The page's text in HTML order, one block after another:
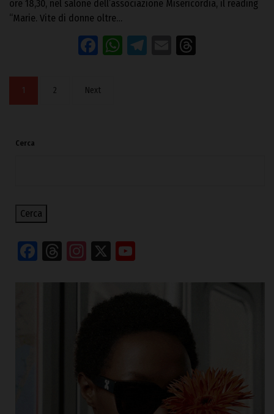
ore 18,30, nel salone dell’associazione Misericordia, il reading
“Marie. Vite di donne oltre…
Facebook
WhatsApp
Telegram
Email
1 2 Next
Cerca
Cerca
Facebook
Threads
Instagram
X